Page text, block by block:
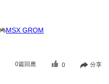
MSX GROM
0篇回應 0 分享